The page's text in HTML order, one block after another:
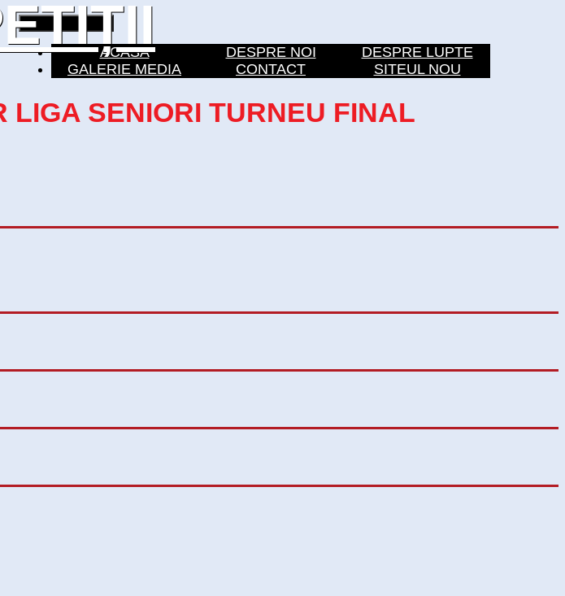
Toggle navigation
ACASA DESPRE NOI
DESPRE LUPTE
GALERIE MEDIA
CONTACT SITEUL NOU
LIGA SENIORI TURNEU FINAL